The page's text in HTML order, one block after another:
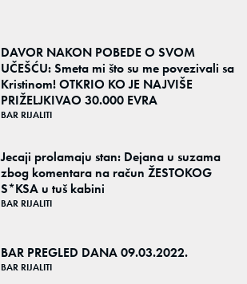
DAVOR NAKON POBEDE O SVOM
UČEŠĆU: Smeta mi što su me povezivali sa
Kristinom! OTKRIO KO JE NAJVIŠE
PRIŽELJKIVAO 30.000 EVRA
BAR RIJALITI
Jecaji prolamaju stan: Dejana u suzama
zbog komentara na račun ŽESTOKOG
S*KSA u tuš kabini
BAR RIJALITI
BAR PREGLED DANA 09.03.2022.
BAR RIJALITI